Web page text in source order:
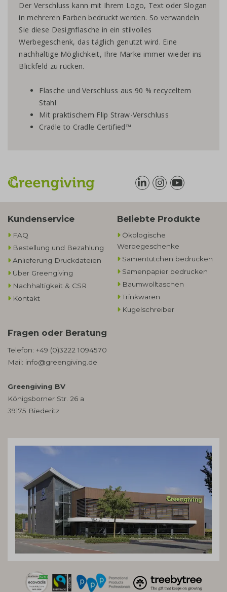
Der Verschluss kann mit Ihrem Logo, Text oder Slogan
in mehreren Farben bedruckt werden. So verwandeln
Sie diese Designflasche in ein stilvolles
Werbegeschenk, das täglich genutzt wird. Eine
nachhaltige Möglichkeit, Ihre Marke immer wieder ins
Blickfeld zu rücken.
Flasche und Verschluss aus 90 % recyceltem
Stahl
Mit praktischem Flip Straw-Verschluss
Cradle to Cradle Certified™
Kundenservice
FAQ
Bestellung und Bezahlung
Anlieferung Druckdateien
Über Greengiving
Nachhaltigkeit & CSR
Kontakt
Beliebte Produkte
Ökologische
Werbegeschenke​
Samentütchen bedrucken
Samenpapier bedrucken
Baumwolltaschen​
Trinkwaren
Kugelschreiber
Fragen oder Beratung
Telefon: +49 (0)3222 1094570
Mail: info@greengiving.de
Greengiving BV
Königsborner Str. 26 a
39175 Biederitz